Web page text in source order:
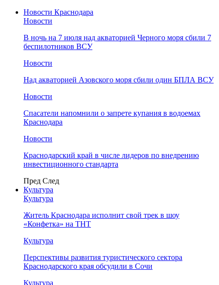
Новости Краснодара
Новости
В ночь на 7 июля над акваторией Черного моря сбили 7
беспилотников ВСУ
Новости
Над акваторией Азовского моря сбили один БПЛА ВСУ
Новости
Спасатели напомнили о запрете купания в водоемах
Краснодара
Новости
Краснодарский край в числе лидеров по внедрению
инвестиционного стандарта
Пред След
Культура
Культура
Житель Краснодара исполнит свой трек в шоу
«Конфетка» на ТНТ
Культура
Перспективы развития туристического сектора
Краснодарского края обсудили в Сочи
Культура